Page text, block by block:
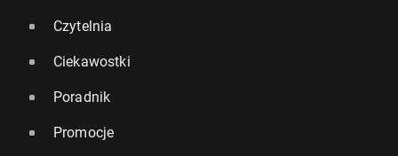
Czytelnia
Ciekawostki
Poradnik
Promocje